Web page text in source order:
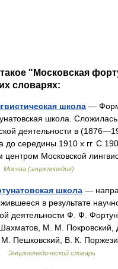
"Московская
словарях:
школа —
школа.
деятельности в
до середины 1910 х гг. С
центром Московской
Москва (энциклопедия)
школа —
в результате
деятельности Ф. Ф.
М. М. Покровский,
Пешковский, В. К.
Энциклопедический словарь